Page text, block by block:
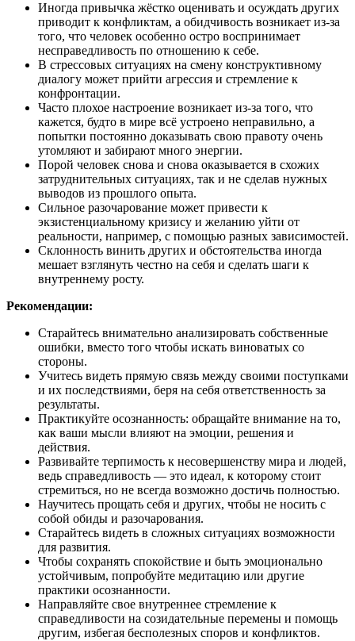
Иногда привычка жёстко оценивать и осуждать других
приводит к конфликтам, а обидчивость возникает из-за
того, что человек особенно остро воспринимает
несправедливость по отношению к себе.
В стрессовых ситуациях на смену конструктивному
диалогу может прийти агрессия и стремление к
конфронтации.
Часто плохое настроение возникает из-за того, что
кажется, будто в мире всё устроено неправильно, а
попытки постоянно доказывать свою правоту очень
утомляют и забирают много энергии.
Порой человек снова и снова оказывается в схожих
затруднительных ситуациях, так и не сделав нужных
выводов из прошлого опыта.
Сильное разочарование может привести к
экзистенциальному кризису и желанию уйти от
реальности, например, с помощью разных зависимостей.
Склонность винить других и обстоятельства иногда
мешает взглянуть честно на себя и сделать шаги к
внутреннему росту.
Рекомендации:
Старайтесь внимательно анализировать собственные
ошибки, вместо того чтобы искать виноватых со
стороны.
Учитесь видеть прямую связь между своими поступками
и их последствиями, беря на себя ответственность за
результаты.
Практикуйте осознанность: обращайте внимание на то,
как ваши мысли влияют на эмоции, решения и
действия.
Развивайте терпимость к несовершенству мира и людей,
ведь справедливость — это идеал, к которому стоит
стремиться, но не всегда возможно достичь полностью.
Научитесь прощать себя и других, чтобы не носить с
собой обиды и разочарования.
Старайтесь видеть в сложных ситуациях возможности
для развития.
Чтобы сохранять спокойствие и быть эмоционально
устойчивым, попробуйте медитацию или другие
практики осознанности.
Направляйте свое внутреннее стремление к
справедливости на созидательные перемены и помощь
другим, избегая бесполезных споров и конфликтов.